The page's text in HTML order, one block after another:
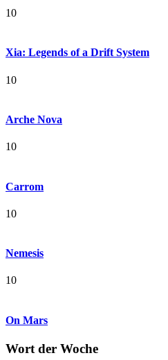
10
Xia: Legends of a Drift System
10
Arche Nova
10
Carrom
10
Nemesis
10
On Mars
Wort der Woche